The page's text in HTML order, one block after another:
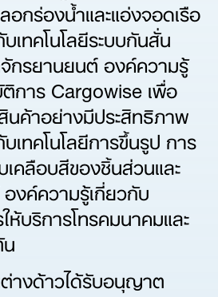
อกร่องน้ำและแอ่งจอดเรือ
เทคโนโลยีระบบกันสั่น
กรยานยนต์ องค์ความรู้
การ Cargowise เพื่อ
ค้าอย่างมีประสิทธิภาพ
เทคโนโลยีการขึ้นรูป การ
คลือบสีของชิ้นส่วนและ
ค์ความรู้เกี่ยวกับ
ห้บริการโทรคมนาคมและ
างด้าวได้รับอนุญาต